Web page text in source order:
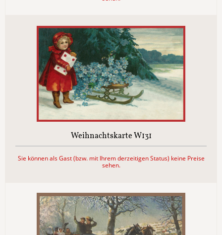
Weihnachtskarte W131
Sie können als Gast (bzw. mit Ihrem derzeitigen Status) keine Preise
sehen.